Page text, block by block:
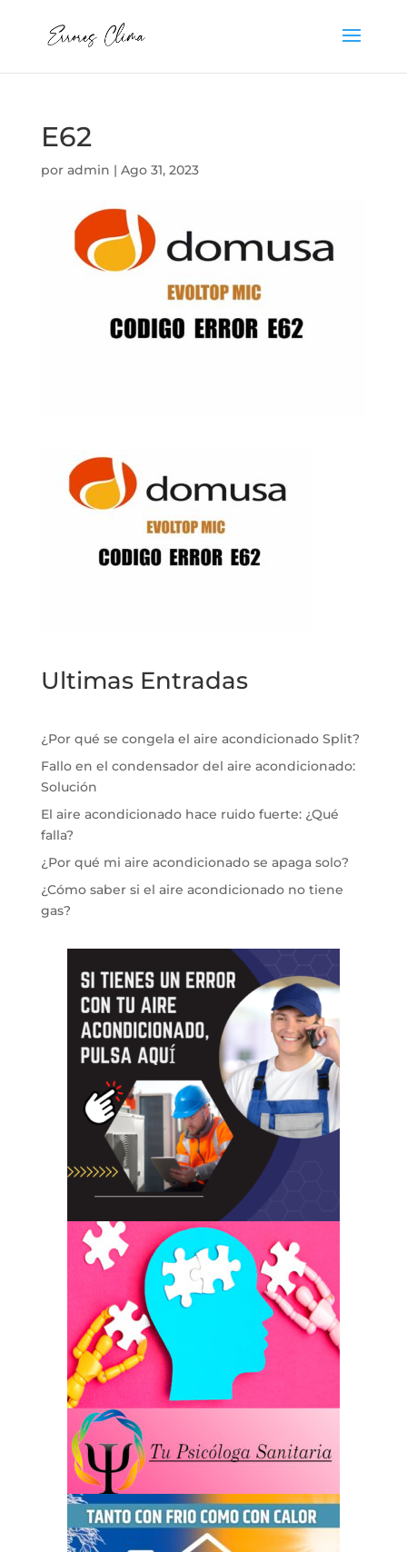
E62
por admin | Ago 31, 2023
Ultimas Entradas
¿Por qué se congela el aire acondicionado Split?
Fallo en el condensador del aire acondicionado:
Solución
El aire acondicionado hace ruido fuerte: ¿Qué
falla?
¿Por qué mi aire acondicionado se apaga solo?
¿Cómo saber si el aire acondicionado no tiene
gas?